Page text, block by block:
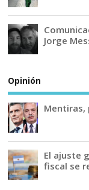
Jorge
Opinión
Mentiras,
El ajuste
fiscal se